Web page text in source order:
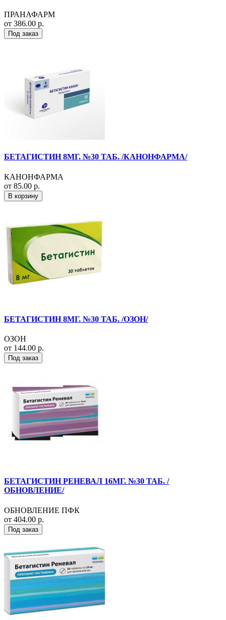
ПРАНАФАРМ
от 386.00 р.
Под заказ
БЕТАГИСТИН 8МГ. №30 ТАБ. /КАНОНФАРМА/
КАНОНФАРМА
от 85.00 р.
В корзину
БЕТАГИСТИН 8МГ. №30 ТАБ. /ОЗОН/
ОЗОН
от 144.00 р.
Под заказ
БЕТАГИСТИН РЕНЕВАЛ 16МГ. №30 ТАБ. /
ОБНОВЛЕНИЕ/
ОБНОВЛЕНИЕ ПФК
от 404.00 р.
Под заказ